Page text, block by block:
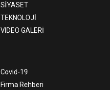
SİYASET
TEKNOLOJİ
VIDEO GALERİ
Covid-19
Firma Rehberi